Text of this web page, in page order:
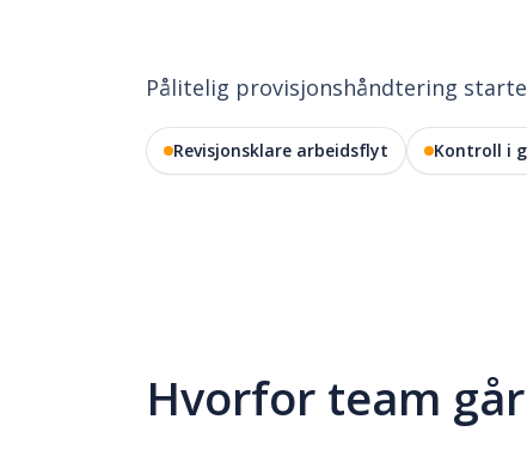
Pålitelig provisjonshåndtering
Revisjonsklare arbeidsflyt Kontroll i
Hvorfor team